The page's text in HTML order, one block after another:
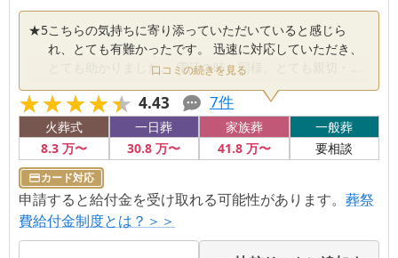
★5こちらの気持ちに寄り添っていただいていると感じら
れ、とても有難かったです。 迅速に対応していただき、
とても助かりました。 電話の時と同様、とても親切・丁
寧な応対をしていただきました。 急がせることなく、か
つスムーズに対応していただきなした。 量や味が丁度良
く、美味しかったです。 希望した物があったので良かっ
たです。 とても綺麗で清潔でした。 こちらの希望を汲ん
でくれて、配置変えいも心良く応じていただきました。
私どもの葬儀にかかわっていただいたスタッフさん全員
がとても素晴しかったです。その中でも式の進行を努め
ていただいた方の対応がやさしく親切で、心に残ってい
ら、とても素晴しい対応でした。何も分からない私と息
口コミの続きを見る
★★★★★
★★★★★ 4.43 7件
火葬式
8.3万〜
一日葬
30.8 万〜
家族葬
41.8万〜
一般葬
要相談
カード対応
申請すると給付金を受け取れる可能性があります。 葬祭
費給付金制度とは？＞＞